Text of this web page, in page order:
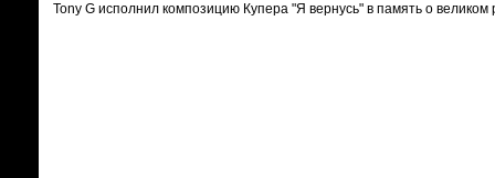
Tony G исполнил композицию Купера "Я вернусь" в память о